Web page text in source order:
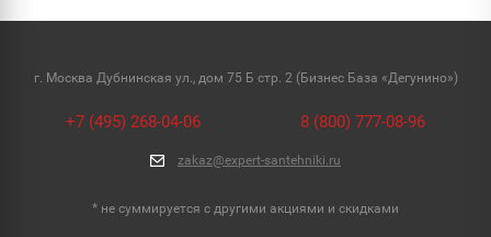
г. Москва Дубнинская ул., дом 75 Б стр. 2 (Бизнес База «Дегунино»)
+7 (495) 268-04-06 8 (800) 777-08-96
zakaz@expert-santehniki.ru
* не суммируется с другими акциями и скидками